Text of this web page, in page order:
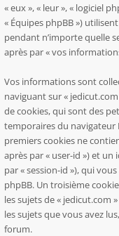
« eux », « leur », « logiciel
« Équipes phpBB »)
pendant n’importe quelle
après par « vos
Vos informations sont
naviguant sur «
de cookies, qui sont des
temporaires du
premiers cookies ne
après par « user-id ») et
par « session-id »), qui
phpBB. Un troisième
les sujets de « jedicut.com
les sujets que vous avez
forum.